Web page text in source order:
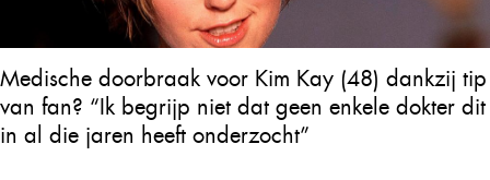
Medische doorbraak voor Kim Kay (48) dankzij tip
van fan? “Ik begrijp niet dat geen enkele dokter dit
in al die jaren heeft onderzocht”